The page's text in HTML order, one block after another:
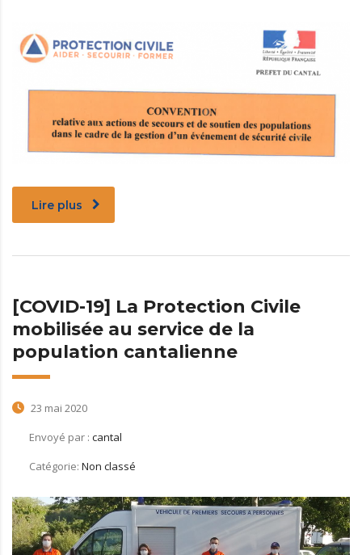
Lire plus
[COVID-19] La Protection Civile
mobilisée au service de la
population cantalienne
23 mai 2020
Envoyé par : cantal
Catégorie: Non classé